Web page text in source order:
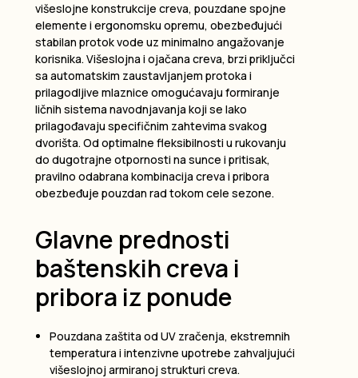
višeslojne konstrukcije creva, pouzdane spojne
elemente i ergonomsku opremu, obezbeđujući
stabilan protok vode uz minimalno angažovanje
korisnika. Višeslojna i ojačana creva, brzi priključci
sa automatskim zaustavljanjem protoka i
prilagodljive mlaznice omogućavaju formiranje
ličnih sistema navodnjavanja koji se lako
prilagođavaju specifičnim zahtevima svakog
dvorišta. Od optimalne fleksibilnosti u rukovanju
do dugotrajne otpornosti na sunce i pritisak,
pravilno odabrana kombinacija creva i pribora
obezbeđuje pouzdan rad tokom cele sezone.
Glavne prednosti
baštenskih creva i
pribora iz ponude
Pouzdana zaštita od UV zračenja, ekstremnih
temperatura i intenzivne upotrebe zahvaljujući
višeslojnoj armiranoj strukturi creva.